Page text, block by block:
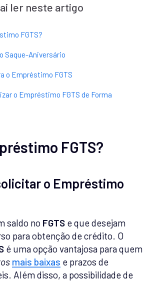
ler neste artigo
FGTS?
Saque-Aniversário
o Empréstimo FGTS
o Empréstimo FGTS de Forma
FGTS?
o Empréstimo
saldo no FGTS e que desejam
para obtenção de crédito. O
é uma opção vantajosa para quem
mais baixas e prazos de
Além disso, a possibilidade de